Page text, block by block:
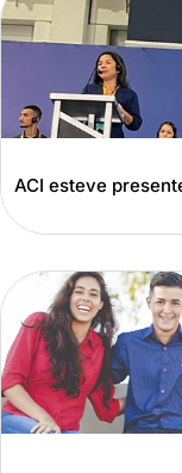
ACI esteve